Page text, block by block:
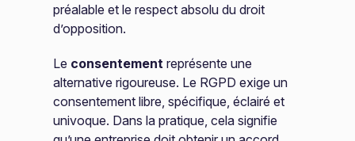
préalable et le respect absolu du droit
d’opposition.
Le consentement représente une
alternative rigoureuse. Le RGPD exige un
consentement libre, spécifique, éclairé et
univoque. Dans la pratique, cela signifie